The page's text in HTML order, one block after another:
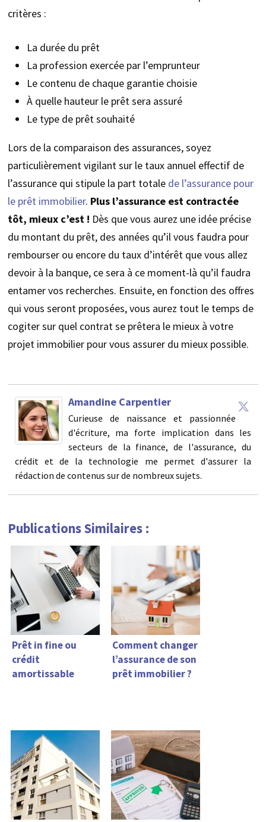
critères :
La durée du prêt
La profession exercée par l’emprunteur
Le contenu de chaque garantie choisie
À quelle hauteur le prêt sera assuré
Le type de prêt souhaité
Lors de la comparaison des assurances, soyez
particulièrement vigilant sur le taux annuel effectif de
l’assurance qui stipule la part totale de l’assurance pour
le prêt immobilier. Plus l’assurance est contractée
tôt, mieux c’est ! Dès que vous aurez une idée précise
du montant du prêt, des années qu’il vous faudra pour
rembourser ou encore du taux d’intérêt que vous allez
devoir à la banque, ce sera à ce moment-là qu’il faudra
entamer vos recherches. Ensuite, en fonction des offres
qui vous seront proposées, vous aurez tout le temps de
cogiter sur quel contrat se prêtera le mieux à votre
projet immobilier pour vous assurer du mieux possible.
Amandine Carpentier
Curieuse de naissance et passionnée
d'écriture, ma forte implication dans les
secteurs de la finance, de l'assurance, du
crédit et de la technologie me permet d'assurer la
rédaction de contenus sur de nombreux sujets.
Publications Similaires :
Prêt in fine ou
crédit
amortissable
Comment changer
l’assurance de son
prêt immobilier ?